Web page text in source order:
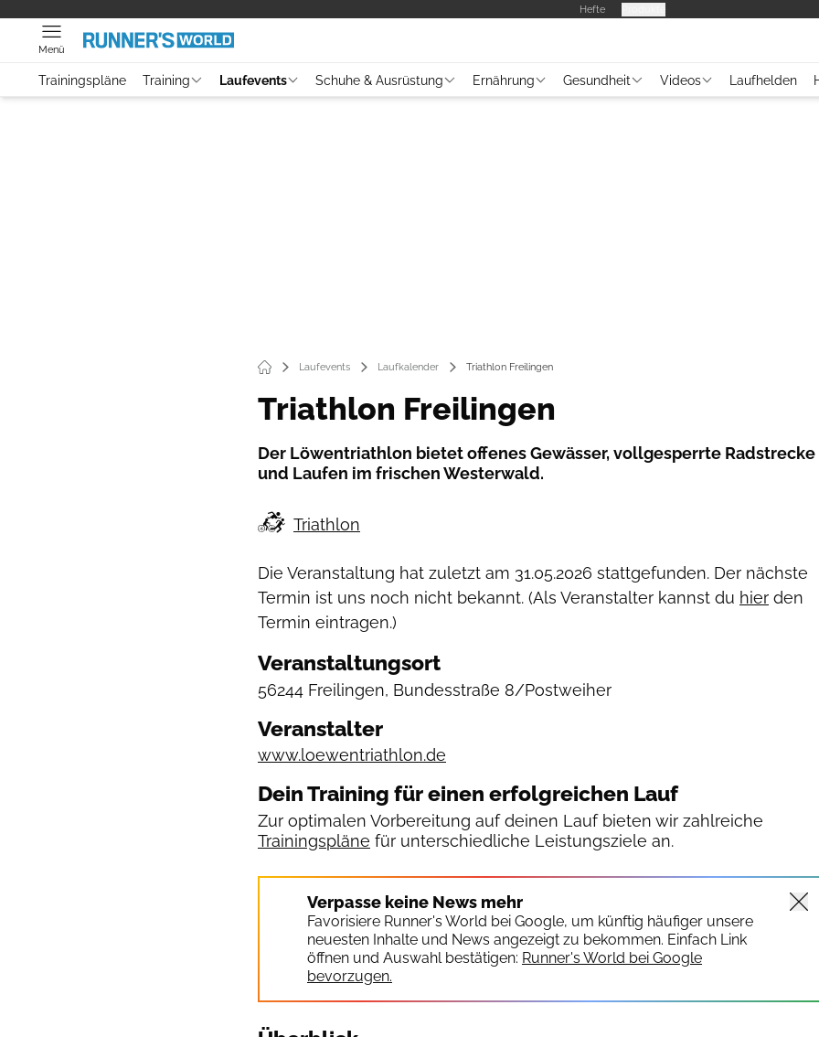
Hefte
Menü
Trainingspläne Training Laufevents Schuhe & Ausrüstung Ernährung Gesundheit Videos Laufhelden
Laufevents Laufkalender Triathlon Freilingen
Triathlon Freilingen
Der Löwentriathlon bietet offenes Gewässer, vollgesperrte Radstrecke
und Laufen im frischen Westerwald.
Triathlon
Die Veranstaltung hat zuletzt am 31.05.2026 stattgefunden. Der nächste
Termin ist uns noch nicht bekannt. (Als Veranstalter kannst du hier den
Termin eintragen.)
Veranstaltungsort
56244 Freilingen, Bundesstraße 8/Postweiher
Veranstalter
www.loewentriathlon.de
Dein Training für einen erfolgreichen Lauf
Zur optimalen Vorbereitung auf deinen Lauf bieten wir zahlreiche
Trainingspläne für unterschiedliche Leistungsziele an.
Verpasse keine News mehr
Favorisiere Runner's World bei Google, um künftig häufiger unsere
neuesten Inhalte und News angezeigt zu bekommen. Einfach Link
öffnen und Auswahl bestätigen: Runner's World bei Google
bevorzugen.